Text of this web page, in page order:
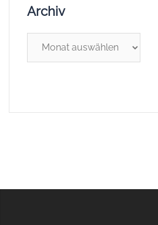
Archiv